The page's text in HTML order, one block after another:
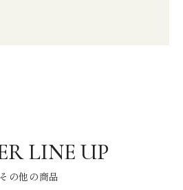
その他の商品